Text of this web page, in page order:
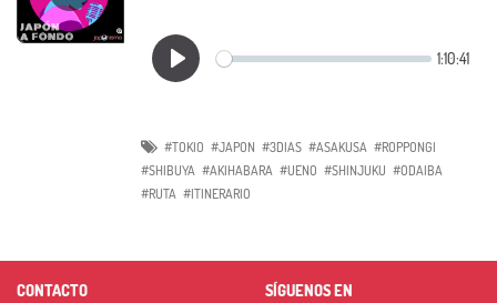
#TOKIO #JAPON #3DIAS #ASAKUSA #ROPPONGI
#SHIBUYA #AKIHABARA #UENO #SHINJUKU #ODAIBA
#RUTA #ITINERARIO
CONTACTO SÍGUENOS EN